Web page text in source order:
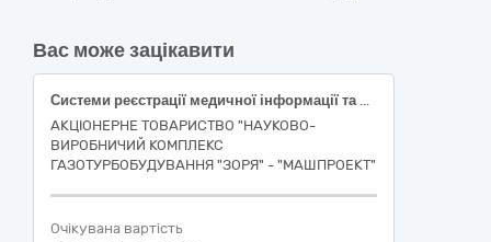
Вас може зацікавити
Системи реєстрації медичної інформації та дослідне обладнання
АКЦІОНЕРНЕ ТОВАРИСТВО "НАУКОВО-
ВИРОБНИЧИЙ КОМПЛЕКС
ГАЗОТУРБОБУДУВАННЯ "ЗОРЯ" - "МАШПРОЕКТ"
Очікувана вартість